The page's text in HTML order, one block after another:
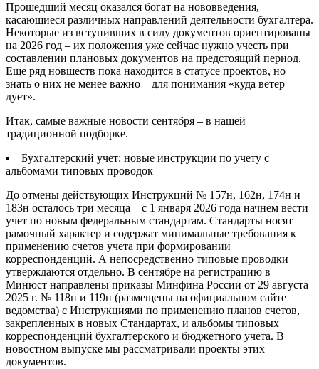
Прошедший месяц оказался богат на нововведения,
касающиеся различных направлений деятельности бухгалтера.
Некоторые из вступивших в силу документов ориентированы
на 2026 год – их положения уже сейчас нужно учесть при
составлении плановых документов на предстоящий период.
Еще ряд новшеств пока находится в статусе проектов, но
знать о них не менее важно – для понимания «куда ветер
дует».
Итак, самые важные новости сентября – в нашей
традиционной подборке.
Бухгалтерский учет: новые инструкции по учету с
альбомами типовых проводок
До отмены действующих Инструкций № 157н, 162н, 174н и
183н осталось три месяца – с 1 января 2026 года начнем вести
учет по новым федеральным стандартам. Стандарты носят
рамочный характер и содержат минимальные требования к
применению счетов учета при формировании
корреспонденций. А непосредственно типовые проводки
утверждаются отдельно. В сентябре на регистрацию в
Минюст направлены приказы Минфина России от 29 августа
2025 г. № 118н и 119н (размещены на официальном сайте
ведомства) с Инструкциями по применению планов счетов,
закрепленных в новых Стандартах, и альбомы типовых
корреспонденций бухгалтерского и бюджетного учета. В
новостном выпуске мы рассматривали проекты этих
документов.